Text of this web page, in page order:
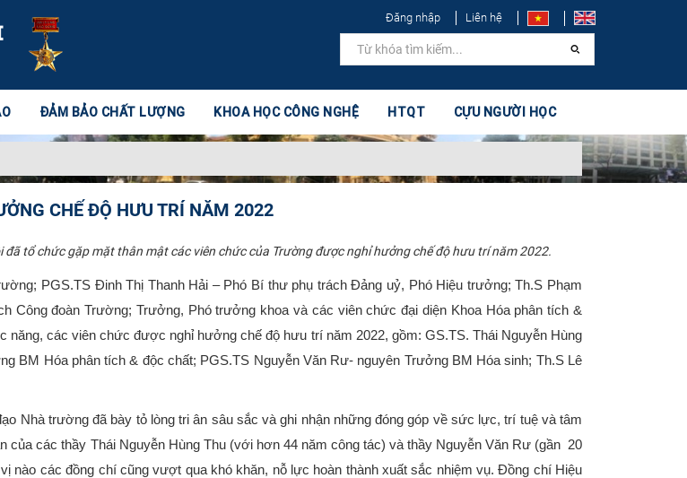
Đăng nhập Liên hệ
ĐẢM BẢO CHẤT LƯỢNG KHOA HỌC CÔNG NGHỆ HTQT CỰU NGƯỜI HỌC
CHẾ ĐỘ HƯU TRÍ NĂM 2022
tổ chức gặp mặt thân mật các viên chức của Trường được nghỉ hưởng chế độ hưu trí năm 2022.
PGS.TS Đinh Thị Thanh Hải – Phó Bí thư phụ trách Đảng uỷ, Phó Hiệu trưởng; Th.S Phạm
Công đoàn Trường; Trưởng, Phó trưởng khoa và các viên chức đại diện Khoa Hóa phân tích &
năng, các viên chức được nghỉ hưởng chế độ hưu trí năm 2022, gồm: GS.TS. Thái Nguyễn Hùng
BM Hóa phân tích & độc chất; PGS.TS Nguyễn Văn Rư- nguyên Trưởng BM Hóa sinh; Th.S Lê
Nhà trường đã bày tỏ lòng tri ân sâu sắc và ghi nhận những đóng góp về sức lực, trí tuệ và tâm
của các thầy Thái Nguyễn Hùng Thu (với hơn 44 năm công tác) và thầy Nguyễn Văn Rư (gần 20
các đồng chí cũng vượt qua khó khăn, nỗ lực hoàn thành xuất sắc nhiệm vụ. Đồng chí Hiệu